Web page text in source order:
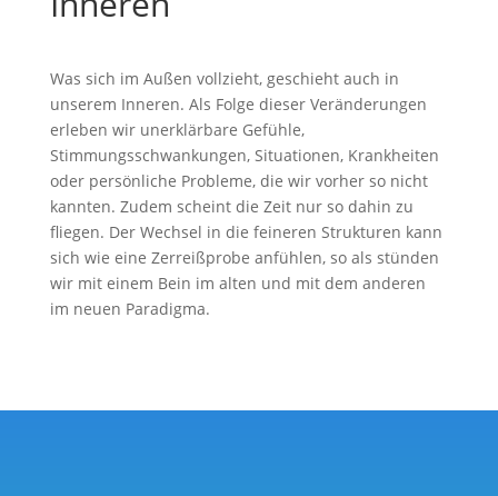
Was sich im Außen vollzieht, geschieht auch in
unserem Inneren. Als Folge dieser Veränderungen
erleben wir unerklärbare Gefühle,
Stimmungsschwankungen, Situationen, Krankheiten
oder persönliche Probleme, die wir vorher so nicht
kannten. Zudem scheint die Zeit nur so dahin zu
fliegen. Der Wechsel in die feineren Strukturen kann
sich wie eine Zerreißprobe anfühlen, so als stünden
wir mit einem Bein im alten und mit dem anderen
im neuen Paradigma.